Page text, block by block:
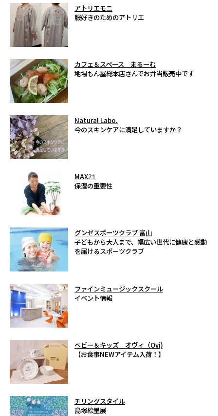
アトリエモニ
服好きのためのアトリエ
カフェ＆スペース まるーむ
地場もん屋総本店さんでお弁当販売中です
Natural Labo.
今のスキンケアに満足していますか？
MAX21
保湿の重要性
グンゼスポーツクラブ 富山
子どもから大人まで、幅広い世代に健康と感動
を届けるスポーツクラブ
ファインミュージックスクール
イベント情報
ベビー＆キッズ オヴィ（Ovi)
【お食事NEWアイテム入荷！】
チリングスタイル
島塚絵里展